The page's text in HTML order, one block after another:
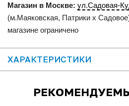
Магазин в Москве: ул.Садовая-
(м.Маяковская, Патрики x
магазине ограничено
ХАРАКТЕРИСТИКИ